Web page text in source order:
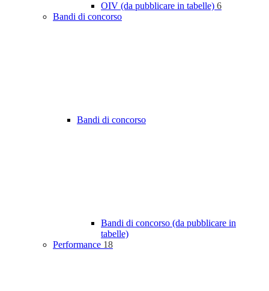
OIV (da pubblicare in tabelle) 6
Bandi di concorso
Bandi di concorso
Bandi di concorso (da pubblicare in
tabelle)
Performance 18